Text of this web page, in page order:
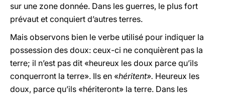
sur une zone donnée. Dans les guerres, le plus fort
prévaut et conquiert d’autres terres.
Mais observons bien le verbe utilisé pour indiquer la
possession des doux: ceux-ci ne conquièrent pas la
terre; il n’est pas dit «heureux les doux parce qu’ils
conquerront la terre». Ils en «héritent». Heureux les
doux, parce qu’ils «hériteront» la terre. Dans les